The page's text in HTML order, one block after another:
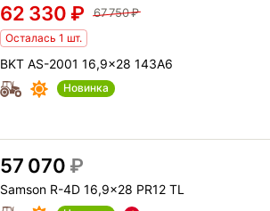
62 330 ₽ 67 750₽
Осталась 1 шт.
BKT AS-2001 16,9x28 143A6
Новинка
57 070 ₽
Samson R-4D 16,9x28 PR12 TL